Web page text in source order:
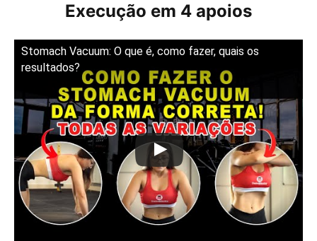
Execução em 4 apoios
Stomach Vacuum: O que é, como fazer, quais os
resultados?